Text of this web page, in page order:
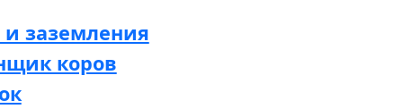
заземления
коров